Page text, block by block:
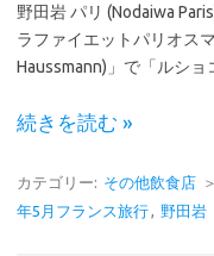
野田岩 パリ (Nodaiwa
ラファイエットパリオス
Haussmann)」で「ルシ
続きを読む »
カテゴリー: その他飲食店 ＞
年5月フランス旅行, 野田岩